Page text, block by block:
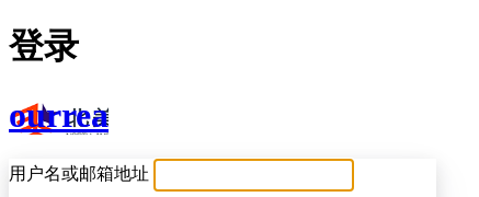
登录
ourrea
用户名或邮箱地址